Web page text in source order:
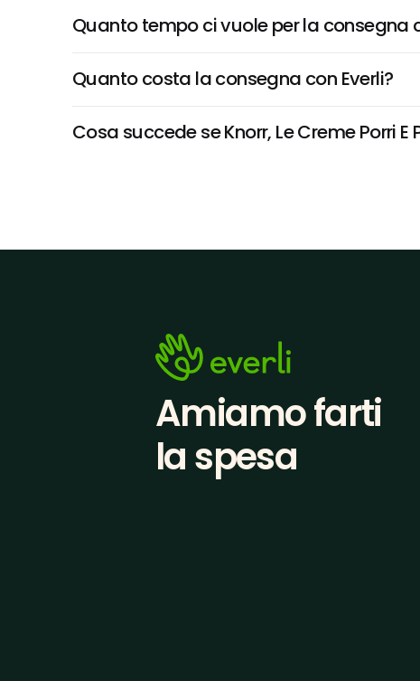
Quanto tempo ci vuole per la consegna
Quanto costa la consegna con Everli?
Cosa succede se Knorr, Le Creme Porri
Amiamo farti
la spesa